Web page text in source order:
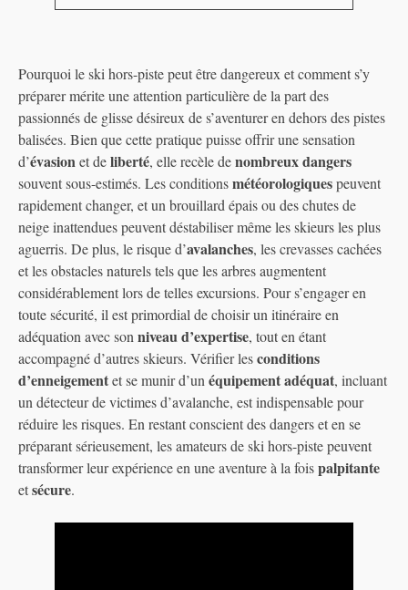
Pourquoi le ski hors-piste peut être dangereux et comment s’y
préparer mérite une attention particulière de la part des
passionnés de glisse désireux de s’aventurer en dehors des pistes
balisées. Bien que cette pratique puisse offrir une sensation
d’évasionet deliberté, elle recèle denombreux dangers
souvent sous-estimés. Les conditionsmétéorologiquespeuvent
rapidement changer, et un brouillard épais ou des chutes de
neige inattendues peuvent déstabiliser même les skieurs les plus
aguerris. De plus, le risque d’avalanches, les crevasses cachées
et les obstacles naturels tels que les arbres augmentent
considérablement lors de telles excursions. Pour s’engager en
toute sécurité, il est primordial de choisir un itinéraire en
adéquation avec son niveau d’expertise, tout en étant
accompagné d’autres skieurs. Vérifier lesconditions
d’enneigementet se munir d’un équipement adéquat, incluant
un détecteur de victimes d’avalanche, est indispensable pour
réduire les risques. En restant conscient des dangers et en se
préparant sérieusement, les amateurs de ski hors-piste peuvent
transformer leur expérience en une aventure à la foispalpitante
etsécure.